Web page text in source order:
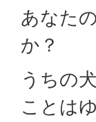
あなた
か？
うちの
ことは